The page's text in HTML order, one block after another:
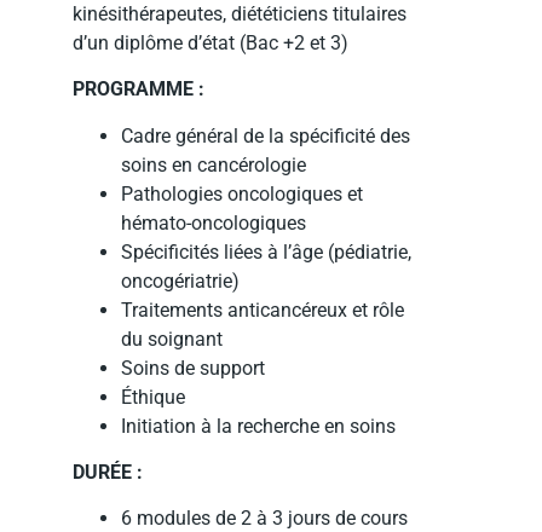
kinésithérapeutes, diététiciens titulaires
d’un diplôme d’état (Bac +2 et 3)
PROGRAMME :
Cadre général de la spécificité des
soins en cancérologie
Pathologies oncologiques et
hémato-oncologiques
Spécificités liées à l’âge (pédiatrie,
oncogériatrie)
Traitements anticancéreux et rôle
du soignant
Soins de support
Éthique
Initiation à la recherche en soins
DURÉE :
6 modules de 2 à 3 jours de cours